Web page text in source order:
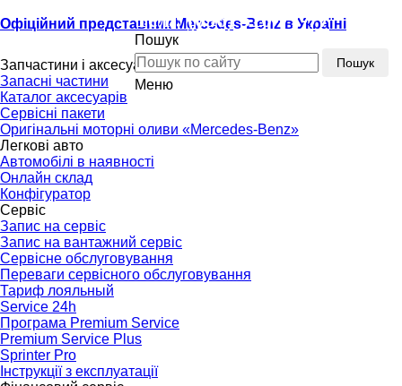
Офіційний представник Mercedes-Benz в Україні
Тел.:(096) 510-77-77
Пошук
Пошук
Меню
(096) 510-77-77
Запчастини і аксесуари
Запасні частини
Каталог аксесуарів
Сервісні пакети
Оригінальні моторні оливи «Mercedes-Benz»
Легкові авто
Автомобілі в наявності
Онлайн склад
Конфігуратор
Сервіс
Запис на сервіс
Запис на вантажний сервіс
Сервісне обслуговування
Переваги сервісного обслуговування
Тариф лояльный
Service 24h
Програма Premium Service
Premium Service Plus
Sprinter Pro
Інструкції з експлуатації